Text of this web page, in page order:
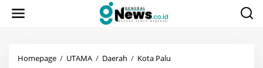
Homepage / UTAMA / Daerah / Kota Palu